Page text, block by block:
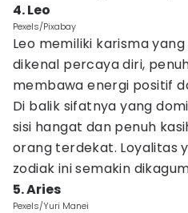
4. Leo
Pexels/Pixabay
Leo memiliki karisma
dikenal percaya diri,
membawa energi positif
Di balik sifatnya yang
sisi hangat dan penuh
orang terdekat. Loyalitas
zodiak ini semakin
5. Aries
Pexels/Yuri Manei